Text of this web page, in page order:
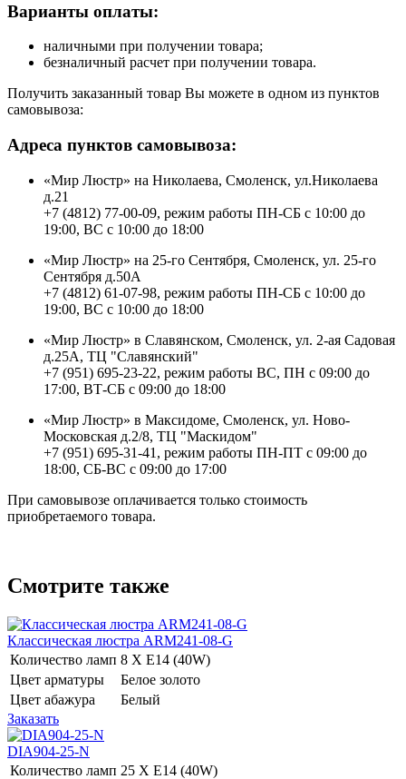
Варианты оплаты:
наличными при получении товара;
безналичный расчет при получении товара.
Получить заказанный товар Вы можете в одном из пунктов
самовывоза:
Адреса пунктов самовывоза:
«Мир Люстр» на Николаева, Смоленск, ул.Николаева
д.21
+7 (4812) 77-00-09, режим работы ПН-СБ с 10:00 до
19:00, ВС с 10:00 до 18:00
«Мир Люстр» на 25-го Сентября, Смоленск, ул. 25-го
Сентября д.50А
+7 (4812) 61-07-98, режим работы ПН-СБ с 10:00 до
19:00, ВС с 10:00 до 18:00
«Мир Люстр» в Славянском, Смоленск, ул. 2-ая Садовая
д.25А, ТЦ "Славянский"
+7 (951) 695-23-22, режим работы ВС, ПН с 09:00 до
17:00, ВТ-СБ с 09:00 до 18:00
«Мир Люстр» в Максидоме, Смоленск, ул. Ново-
Московская д.2/8, ТЦ "Маскидом"
+7 (951) 695-31-41, режим работы ПН-ПТ с 09:00 до
18:00, СБ-ВС с 09:00 до 17:00
При самовывозе оплачивается только стоимость
приобретаемого товара.
Смотрите также
Классическая люстра ARM241-08-G
Количество ламп 8 Х E14 (40W)
Цвет арматуры
Белое золото
Цвет абажура
Белый
Заказать
DIA904-25-N
Количество ламп 25 Х E14 (40W)